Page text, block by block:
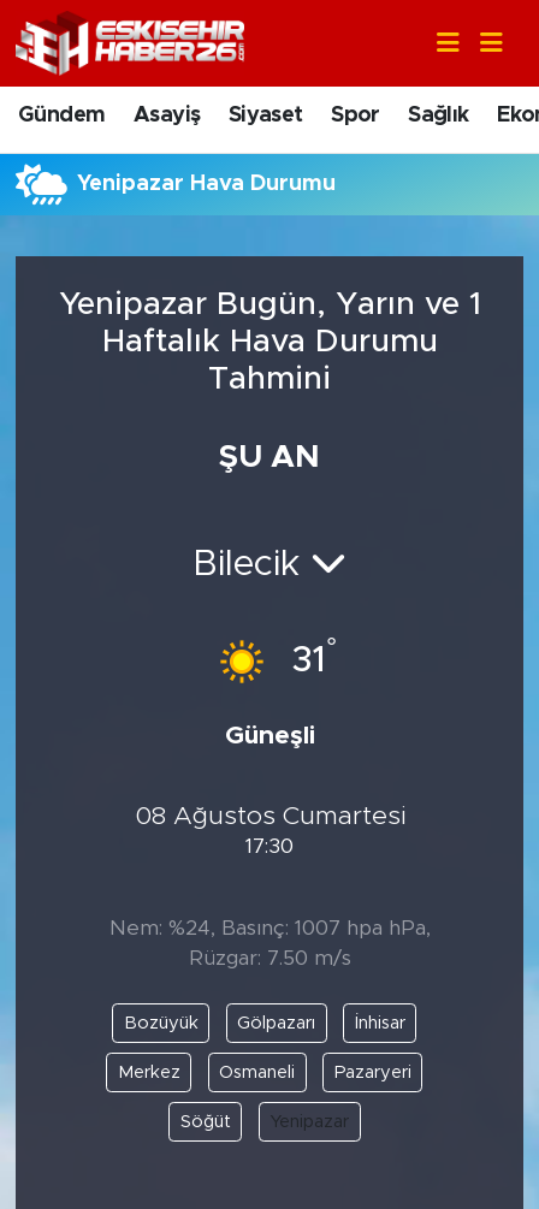
Gündem Asayiş Siyaset Spor Sağlık
Yenipazar Hava Durumu
Yenipazar Bugün, Yarın ve 1
Haftalık Hava Durumu
Tahmini
ŞU AN
Bilecik
31 °
Güneşli
08 Ağustos Cumartesi
17:30
Nem: %24, Basınç: 1007 hpa hPa,
Rüzgar: 7.50 m/s
Bozüyük Gölpazarı İnhisar
Merkez Osmaneli Pazaryeri
Söğüt Yenipazar
Gündem
Asayiş
Siyaset
Sağlık
Sektör
Nöbetçi Eczaneler
Hava Durumu
Trafik Durumu
Tüm Manşetler